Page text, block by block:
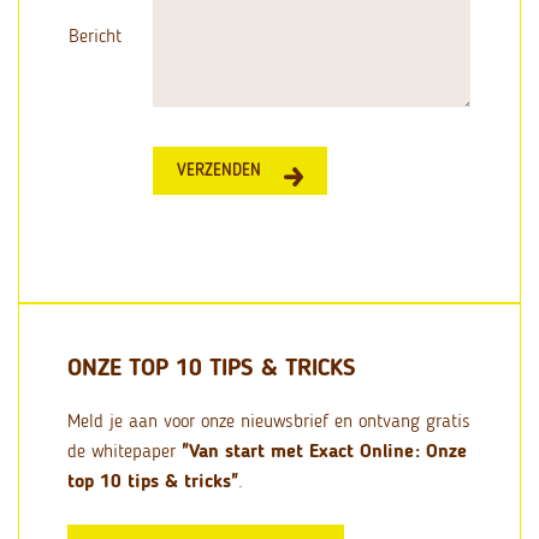
Bericht
VERZENDEN
ONZE TOP 10 TIPS & TRICKS
Meld je aan voor onze nieuwsbrief en ontvang gratis
de whitepaper "Van start met Exact Online: Onze
top 10 tips & tricks".